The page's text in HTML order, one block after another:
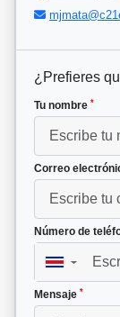
¿Prefieres
Tu nombre *
Correo
Número de
▼
Mensaje *